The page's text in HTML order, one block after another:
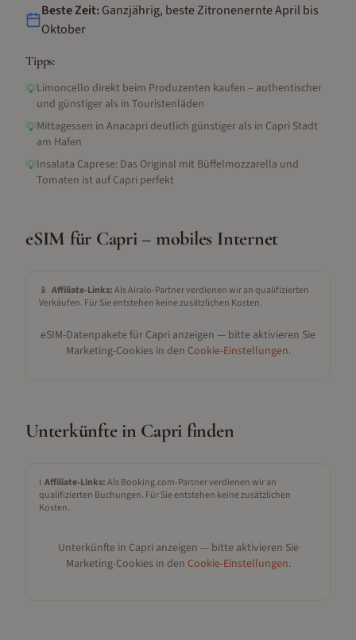
Beste Zeit:Ganzjährig, beste Zitronenernte April bis
Oktober
Tipps:
💡Limoncello direkt beim Produzenten kaufen – authentischer
und günstiger als in Touristenläden
💡Mittagessen in Anacapri deutlich günstiger als in Capri Stadt
am Hafen
💡Insalata Caprese: Das Original mit Büffelmozzarella und
Tomaten ist auf Capri perfekt
eSIM für Capri– mobiles Internet
📱 Affiliate-Links:Als Airalo-Partner verdienen wir an qualifizierten
Verkäufen. Für Sie entstehen keine zusätzlichen Kosten.
eSIM-Datenpakete für Capri anzeigen — bitte aktivieren Sie
Marketing-Cookies in den Cookie-Einstellungen.
Unterkünfte in Capri finden
ℹ️ Affiliate-Links:Als Booking.com-Partner verdienen wir an
qualifizierten Buchungen. Für Sie entstehen keine zusätzlichen
Kosten.
Unterkünfte in Capri anzeigen — bitte aktivieren Sie
Marketing-Cookies in den Cookie-Einstellungen.